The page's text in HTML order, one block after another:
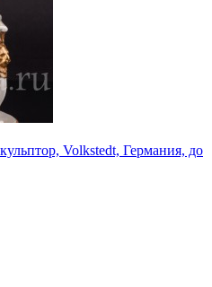
Volkstedt, Германия, до